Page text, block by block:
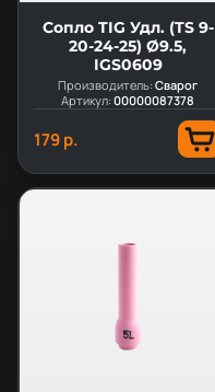
Сопло TIG Удл. (TS 9-
20-24-25) Ø9.5,
IGS0609
Производитель:Сварог
Артикул:00000087378
179 р.